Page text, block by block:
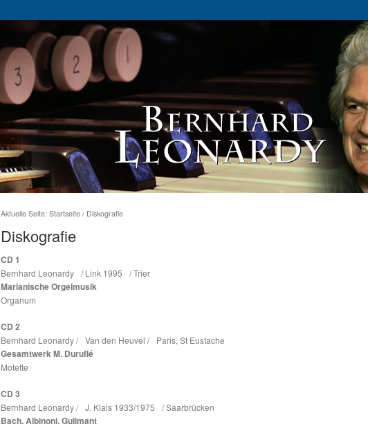
Aktuelle Seite: Startseite / Diskografie
Diskografie
CD 1
Bernhard Leonardy / Link 1995 / Trier
Marianische Orgelmusik
Organum
CD 2
Bernhard Leonardy / Van den Heuvel / Paris, St Eustache
Gesamtwerk M. Duruflé
Motette
CD 3
Bernhard Leonardy / J. Klais 1933/1975 / Saarbrücken
Bach, Albinoni, Guilmant